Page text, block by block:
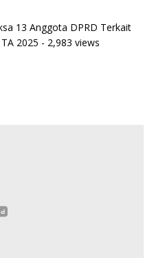
13 Anggota DPRD Terkait
2025 - 2,983 views